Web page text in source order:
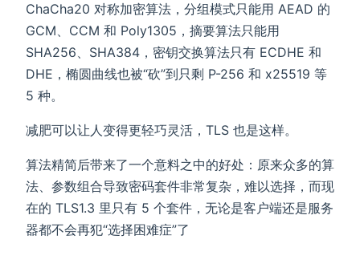
ChaCha20 对称加密算法，分组模式只能用 AEAD 的
GCM、CCM 和 Poly1305，摘要算法只能用
SHA256、SHA384，密钥交换算法只有 ECDHE 和
DHE，椭圆曲线也被“砍”到只剩 P-256 和 x25519 等
5 种。
减肥可以让人变得更轻巧灵活，TLS 也是这样。
算法精简后带来了一个意料之中的好处：原来众多的算
法、参数组合导致密码套件非常复杂，难以选择，而现
在的 TLS1.3 里只有 5 个套件，无论是客户端还是服务
器都不会再犯“选择困难症”了